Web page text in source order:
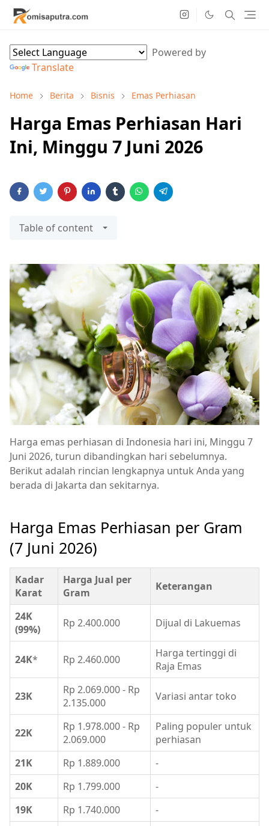
Powered by
Translate
Home Berita Bisnis Emas Perhiasan
Harga Emas Perhiasan Hari
Ini, Minggu 7 Juni 2026
Table of content
Harga emas perhiasan di Indonesia hari ini, Minggu 7
Juni 2026, turun dibandingkan hari sebelumnya.
Berikut adalah rincian lengkapnya untuk Anda yang
berada di Jakarta dan sekitarnya.
Harga Emas Perhiasan per Gram
(7 Juni 2026)
Kadar
Karat
Harga Jual per
Gram
Keterangan
24K
(99%)
Rp 2.400.000 Dijual di Lakuemas
24K* Rp 2.460.000
Harga tertinggi di
Raja Emas
23K
Rp 2.069.000 - Rp
2.135.000
Variasi antar toko
22K
Rp 1.978.000 - Rp
2.069.000
Paling populer untuk
perhiasan
21K
Rp 1.889.000
-
20K
Rp 1.799.000
-
19K
Rp 1.740.000
-